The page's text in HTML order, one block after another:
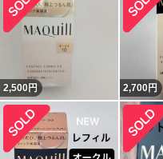
2,500円 2,700円